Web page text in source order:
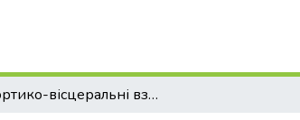
Кортико-вісцеральні взаємовідносини в організмі свиноматок за подразнення молочної залози